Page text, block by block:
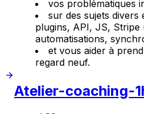
vos problématiques
sur des sujets divers
plugins, API, JS,
automatisations,
et vous aider à
regard neuf.
Atelier-coaching-